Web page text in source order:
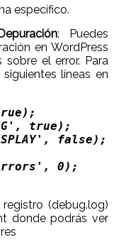
específico.
: Puedes
en WordPress
el error. Para
líneas en
true);
false);
0);
(debug.log)
donde podrás ver